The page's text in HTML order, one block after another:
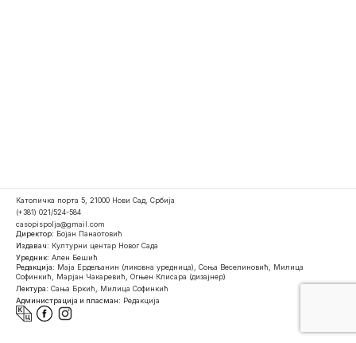
Католичка порта 5, 21000 Нови Сад, Србија
(+381) 021/524-584
casopispolja@gmail.com
Директор: Бојан Панаотовић
Издавач: Културни центар Новог Сада
Уредник: Ален Бешић
Редакција: Маја Ердељанин (ликовна уредница), Соња Веселиновић, Милица
Софинкић, Марјан Чакаревић, Огњен Клисара (дизајнер)
Лектура: Сања Бркић, Милица Софинкић
Администрација и пласман: Редакција